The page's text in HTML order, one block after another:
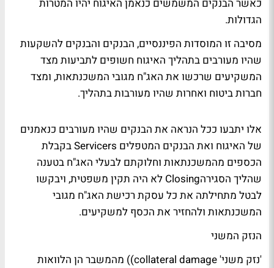
כאשר הבנקים המשמשים כנאמן האיגוח יהיו המטרות
הגדולות.
מסיבה זו המוסדות הפיננסיים, הבנקים והבנקים להשקעות
שהיו מעורבים בתהליך האיגוח חשופים לתביעות מצד
המשקיעים שרכשו את האג"ח מגובי המשכנתאות, ומצד
חברות ביטוח ואחרות שהיו מעורבות בתהליך.
אלו יתבעו ככל הנראה את הבנקים שהיו מעורבים כנאמנים
של האיגוח ואת הבנקים המטפלים Servicers בקבלת
הכספים מהמשכנתאות וחלוקתם לבעלי האג"ח בטענה
שהליך הסגירהClosing לא היה תקין משפטית, ויבקשו
לבטל מתחילתה את כל עסקת רכישת האג"ח מגובי
המשכנתאות ולהחזיר את הכסף למשקיעים.
הנזק המשני
'נזק משני' collateral damage)) מהמשבר הן הלוואות